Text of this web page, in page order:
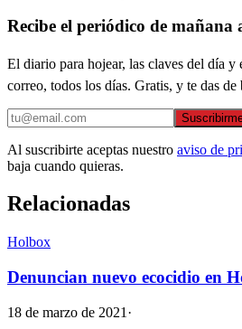
Recibe el periódico de mañana
El diario para hojear, las claves del día
correo, todos los días. Gratis, y te das
Al suscribirte aceptas nuestro aviso de
baja cuando quieras.
Relacionadas
Holbox
Denuncian nuevo ecocidio en
18 de marzo de 2021 ·